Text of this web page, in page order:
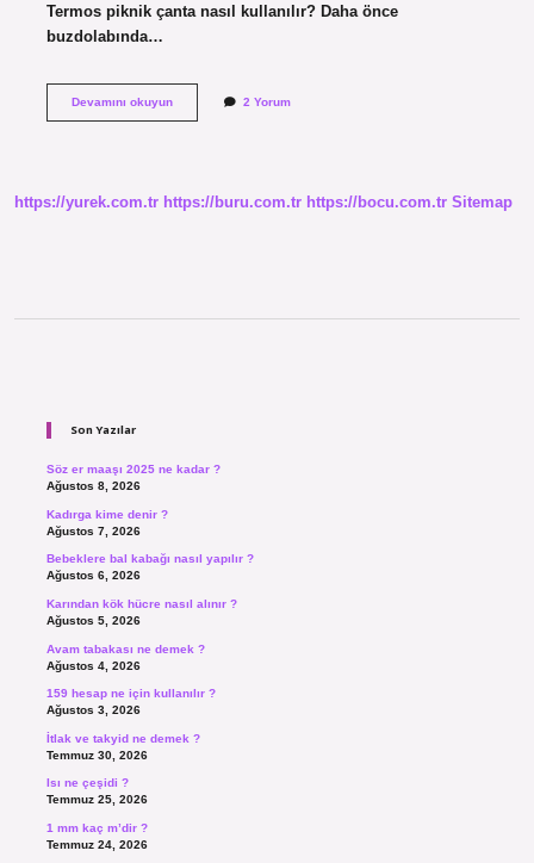
Termos piknik çanta nasıl kullanılır? Daha önce
buzdolabında…
Devamını okuyunTermos
2 Yorum
https://yurek.com.tr https://buru.com.tr https://bocu.com.tr Sitemap
Son Yazılar
Söz er maaşı 2025 ne kadar ?
Ağustos 8, 2026
Kadırga kime denir ?
Ağustos 7, 2026
Bebeklere bal kabağı nasıl yapılır ?
Ağustos 6, 2026
Karından kök hücre nasıl alınır ?
Ağustos 5, 2026
Avam tabakası ne demek ?
Ağustos 4, 2026
159 hesap ne için kullanılır ?
Ağustos 3, 2026
İtlak ve takyid ne demek ?
Temmuz 30, 2026
Isı ne çeşidi ?
Temmuz 25, 2026
1 mm kaç m’dir ?
Temmuz 24, 2026